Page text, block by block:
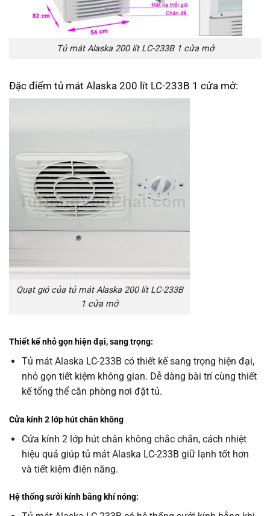
Tủ mát Alaska 200 lít LC-233B 1 cửa mở
Đặc điểm tủ mát Alaska 200 lít LC-233B 1 cửa mở:
Quạt gió của tủ mát Alaska 200 lít LC-233B
1 cửa mở
Thiết kế nhỏ gọn hiện đại,sang trọng:
Tủ mát Alaska LC-233B có thiết kế sang trọng hiện đại,
nhỏ gọn tiết kiệm không gian. Dễ dàng bài trí cùng thiết
kế tổng thể căn phòng nơi đặt tủ.
Cửa kính 2 lớp hút chân không
Cửa kính 2 lớp hút chân không chắc chắn, cách nhiệt
hiệu quả giúp tủ mát Alaska LC-233B giữ lạnh tốt hơn
và tiết kiệm điện năng.
Hệ thống sưởi kính bằng khí nóng: